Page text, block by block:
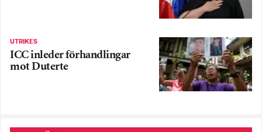
UTRIKES
ICC inleder förhandlingar
mot Duterte